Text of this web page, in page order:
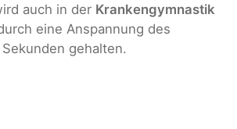
auch in der Krankengymnastik
eine Anspannung des
gehalten.